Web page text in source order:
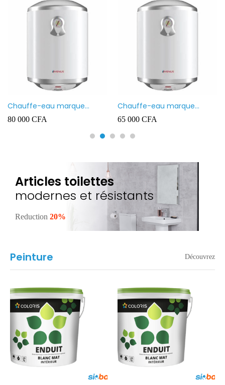
Chauffe-eau marque
VENUS 80L
80 000 CFA
Chauffe-eau marque
VENUS 50L
65 000 CFA
Articles toilettes
modernes et résistants
Reduction 20%
Peinture Découvrez